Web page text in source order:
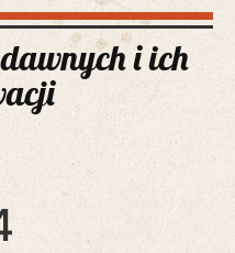
i ich